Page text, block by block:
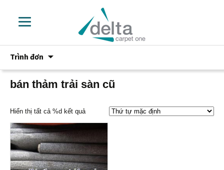
Trình đơn
phần
dung
bán thảm trải sàn cũ
Hiển thị tất cả %d kết quả